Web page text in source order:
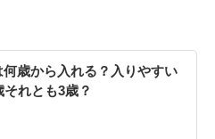
何歳から入れる？入りやすい
れとも3歳？